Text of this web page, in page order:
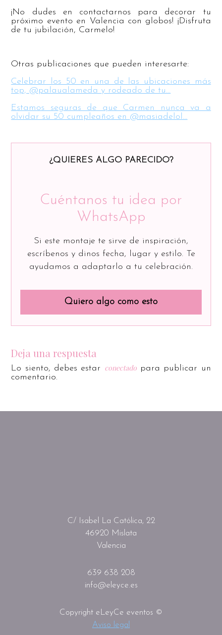
¡No dudes en contactarnos para decorar tu
próximo evento en Valencia con globos! ¡Disfruta
de tu jubilación, Carmelo!
Otras publicaciones que pueden interesarte:
Celebrar los 50 en una de las ubicaciones más
top, @palaualameda y rodeado de tu…
Estamos seguras de que Carmen nunca va a
olvidar su 50 cumpleaños en @masiadelol…
¿QUIERES ALGO PARECIDO?
Cuéntanos tu idea por
WhatsApp
Si este montaje te sirve de inspiración,
escríbenos y dinos fecha, lugar y estilo. Te
ayudamos a adaptarlo a tu celebración.
Quiero algo como esto
Deja una respuesta
Lo siento, debes estar conectadopara publicar un
comentario.
C/ Isabel La Católica, 22
46920 Mislata
Valencia
639 638 208
info@eleyce.es
Copyright eLeyCe eventos ©
Aviso legal